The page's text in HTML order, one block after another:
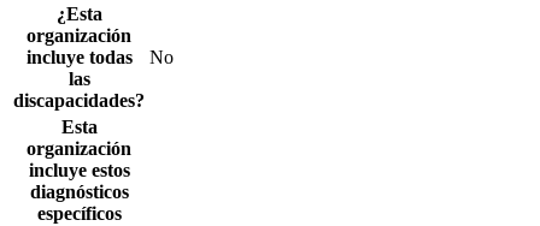
¿Esta
organización
incluye todas
las
discapacidades?
No
Esta
organización
incluye estos
diagnósticos
específicos